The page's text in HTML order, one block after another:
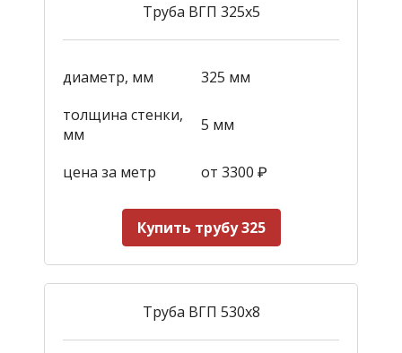
Труба ВГП 325х5
диаметр, мм
325 мм
толщина стенки,
мм
5 мм
цена за метр от 3300 ₽
Купить трубу 325
Труба ВГП 530х8